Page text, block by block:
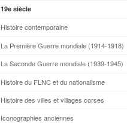
19e siècle
Histoire contemporaine
La Première Guerre mondiale (1914-1918)
La Seconde Guerre mondiale (1939-1945)
Histoire du FLNC et du nationalisme
Histoire des villes et villages corses
Iconographies anciennes